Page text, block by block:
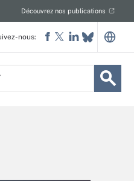
Découvrez nos publications
nous: